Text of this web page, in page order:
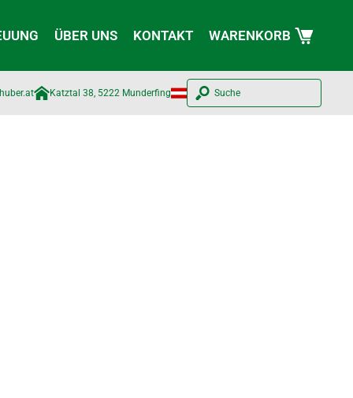
ÜBER UNS KONTAKT WARENKORB
Katztal 38, 5222 Munderfing Suche